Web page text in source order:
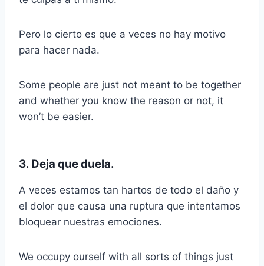
Pero lo cierto es que a veces no hay motivo
para hacer nada.
Some people are just not meant to be together
and whether you know the reason or not, it
won’t be easier.
3. Deja que duela.
A veces estamos tan hartos de todo el daño y
el dolor que causa una ruptura que intentamos
bloquear nuestras emociones.
We occupy ourself with all sorts of things just